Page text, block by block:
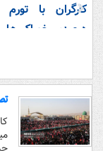
درصدی خوراکی‌ها